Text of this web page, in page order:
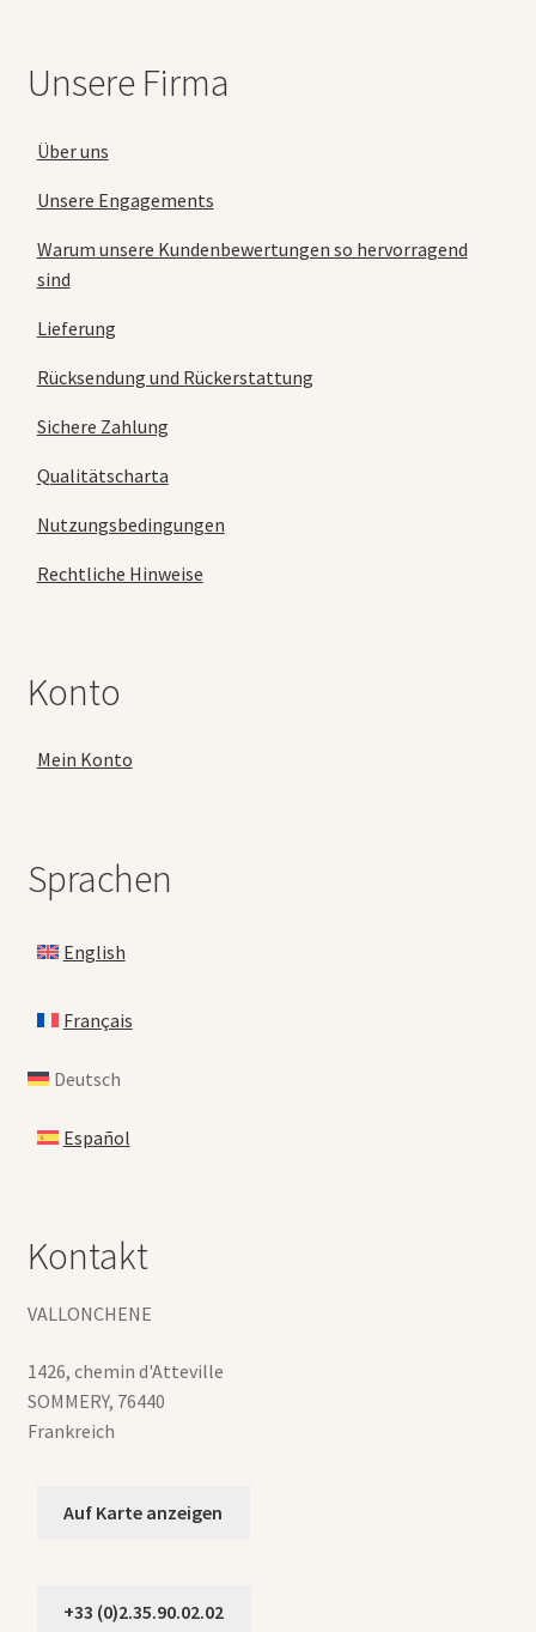
Unsere Firma
Über uns
Unsere Engagements
Warum unsere Kundenbewertungen so hervorragend
sind
Lieferung
Rücksendung und Rückerstattung
Sichere Zahlung
Qualitätscharta
Nutzungsbedingungen
Rechtliche Hinweise
Konto
Mein Konto
Sprachen
English
Français
Deutsch
Español
Kontakt
VALLONCHENE
1426, chemin d'Atteville
SOMMERY, 76440
Frankreich
Auf Karte anzeigen
+33 (0)2.35.90.02.02